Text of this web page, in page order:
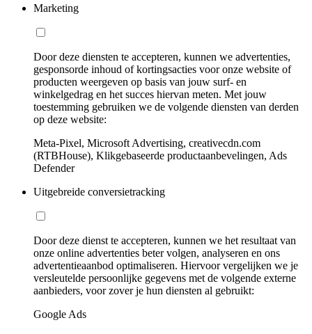
Marketing
Door deze diensten te accepteren, kunnen we advertenties,
gesponsorde inhoud of kortingsacties voor onze website of
producten weergeven op basis van jouw surf- en
winkelgedrag en het succes hiervan meten. Met jouw
toestemming gebruiken we de volgende diensten van derden
op deze website:
Meta-Pixel, Microsoft Advertising, creativecdn.com
(RTBHouse), Klikgebaseerde productaanbevelingen, Ads
Defender
Uitgebreide conversietracking
Door deze dienst te accepteren, kunnen we het resultaat van
onze online advertenties beter volgen, analyseren en ons
advertentieaanbod optimaliseren. Hiervoor vergelijken we je
versleutelde persoonlijke gegevens met de volgende externe
aanbieders, voor zover je hun diensten al gebruikt:
Google Ads